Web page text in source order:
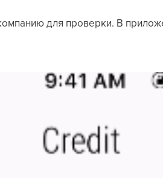
для проверки. В